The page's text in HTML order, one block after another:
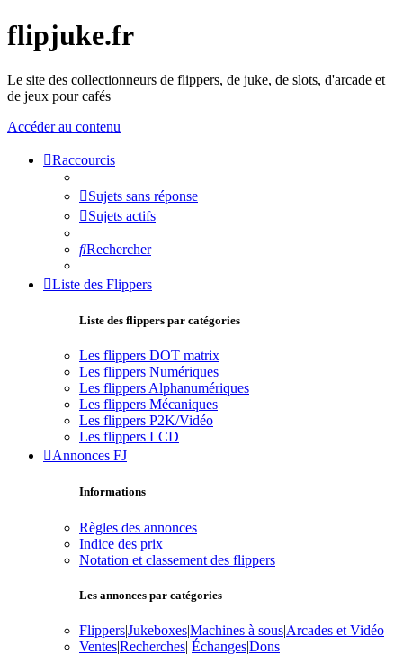
flipjuke.fr
Le site des collectionneurs de flippers, de juke, de slots, d'arcade et
de jeux pour cafés
Accéder au contenu
Raccourcis
Sujets sans réponse
Sujets actifs
Rechercher
Liste des Flippers
Liste des flippers par catégories
Les flippers DOT matrix
Les flippers Numériques
Les flippers Alphanumériques
Les flippers Mécaniques
Les flippers P2K/Vidéo
Les flippers LCD
Annonces FJ
Informations
Règles des annonces
Indice des prix
Notation et classement des flippers
Les annonces par catégories
Flippers|Jukeboxes|Machines à sous|Arcades et Vidéo
Ventes|Recherches| Échanges|Dons